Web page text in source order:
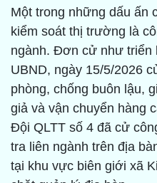
Một trong những dấu ấn
kiểm soát thị trường là
ngành. Đơn cử như triển
UBND, ngày 15/5/2026
phòng, chống buôn lậu,
giả và vận chuyển hàng
Đội QLTT số 4 đã cử
tra liên ngành trên địa
tại khu vực biên giới xã